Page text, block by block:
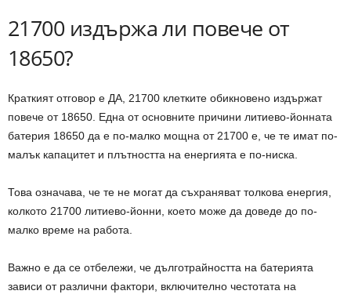
21700 издържа ли повече от
18650?
Краткият отговор е ДА, 21700 клетките обикновено издържат
повече от 18650. Една от основните причини литиево-йонната
батерия 18650 да е по-малко мощна от 21700 е, че те имат по-
малък капацитет и плътността на енергията е по-ниска.
Това означава, че те не могат да съхраняват толкова енергия,
колкото 21700 литиево-йонни, което може да доведе до по-
малко време на работа.
Важно е да се отбележи, че дълготрайността на батерията
зависи от различни фактори, включително честотата на